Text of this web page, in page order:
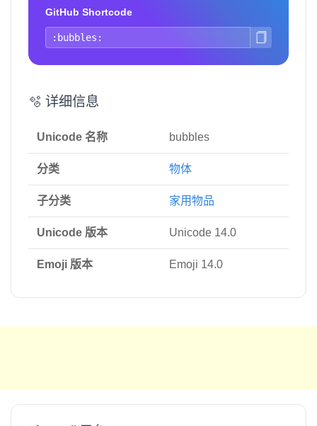
GitHub Shortcode
🫧 详细信息
Unicode 名称 bubbles
分类 物体
子分类 家用物品
Unicode 版本 Unicode 14.0
Emoji 版本 Emoji 14.0